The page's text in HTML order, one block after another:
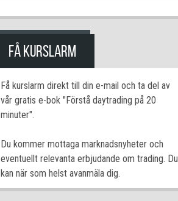
FÅ KURSLARM
Få kurslarm direkt till din e-mail och ta del av
vår gratis e-bok "Förstå daytrading på 20
minuter".
Du kommer mottaga marknadsnyheter och
eventuellt relevanta erbjudande om trading. Du
kan när som helst avanmäla dig.